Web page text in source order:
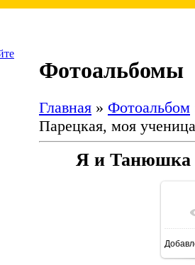
Фотоальбомы
Главная » Фотоальбом
Парецкая, моя ученица
Я и Танюшка